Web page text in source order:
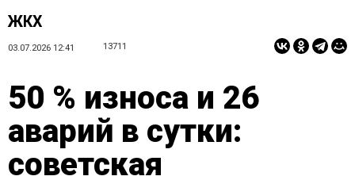
ЖКХ
03.07.2026 12:41 13711
50 % износа и 26
аварий в сутки:
советская